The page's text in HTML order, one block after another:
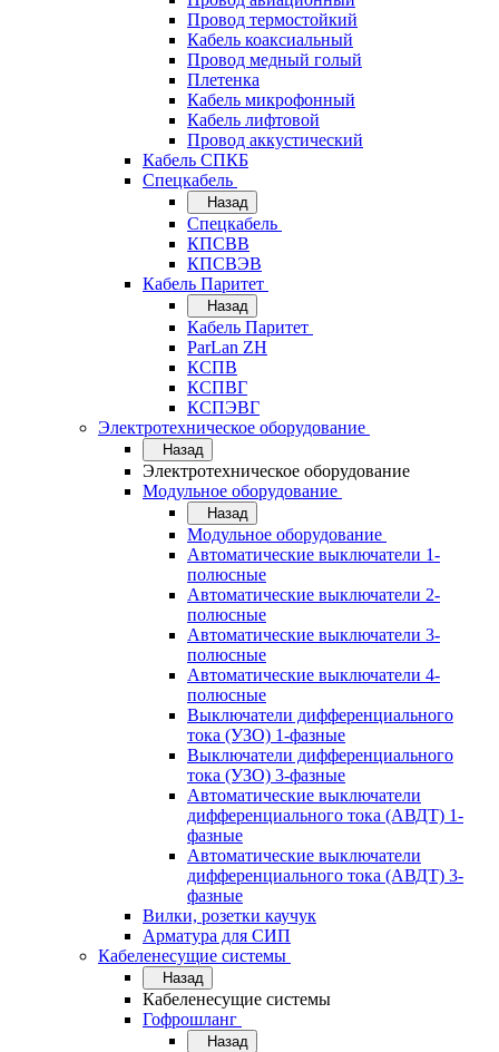
Провод термостойкий
Кабель коаксиальный
Провод медный голый
Плетенка
Кабель микрофонный
Кабель лифтовой
Провод аккустический
Кабель СПКБ
Спецкабель
Назад
Спецкабель
КПСВВ
КПСВЭВ
Кабель Паритет
Назад
Кабель Паритет
ParLan ZH
КСПВ
КСПВГ
КСПЭВГ
Электротехническое оборудование
Назад
Электротехническое оборудование
Модульное оборудование
Назад
Модульное оборудование
Автоматические выключатели 1-
полюсные
Автоматические выключатели 2-
полюсные
Автоматические выключатели 3-
полюсные
Автоматические выключатели 4-
полюсные
Выключатели дифференциального
тока (УЗО) 1-фазные
Выключатели дифференциального
тока (УЗО) 3-фазные
Автоматические выключатели
дифференциального тока (АВДТ) 1-
фазные
Автоматические выключатели
дифференциального тока (АВДТ) 3-
фазные
Вилки, розетки каучук
Арматура для СИП
Кабеленесущие системы
Назад
Кабеленесущие системы
Гофрошланг
Назад